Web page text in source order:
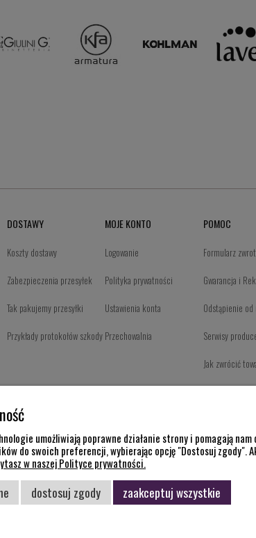
DOSTAWY
Koszty dostawy
Zabezpieczenia przesyłek
Tak pakujemy przesyłki
Przykłady protokołów szkody
MOJE KONTO
Logowanie
Polityka prywatności
Ustawienia konta
Przechowalnia
POMOC
Formularz
Gwarancja i
Odstąpienie od
Serwisy
Jak zwrócić
umożliwiają poprawne działanie strony i pomagają
do swoich preferencji, wybierając opcję "Dostosuj
w naszej Polityce prywatności.
dostosuj zgody zaakceptuj wszystkie